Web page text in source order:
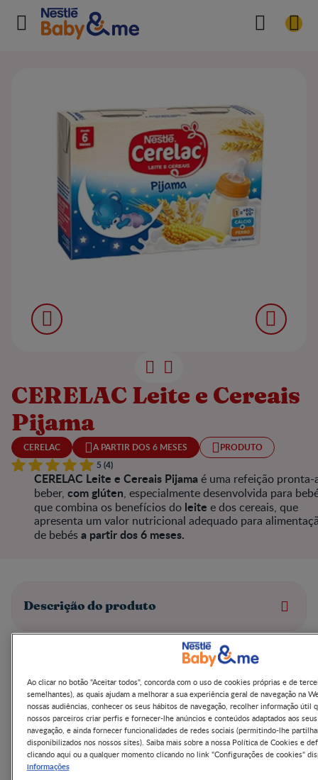
CERELAC Leite e Cereais
Pijama
CERELAC A PARTIR DOS 6 MESES
PRODUTO
5 (4)
CERELAC Leite e Cereais Pijamaé uma refeição pronta-
beber, com glúten, especialmente desenvolvida para
que combina os benefícios do leite e dos cereais, que
apresenta um valor nutricional adequado para
de bebésa partir dos 6 meses.
Descrição do produto
Benefícios
Ingredientes e Informação Nutricional
Ao clicar no botão "Aceitar todos", concorda com o uso de cookies próprias e de
semelhantes), as quais ajudam a melhorar a sua experiência geral de navegação na
nossas audiências, conhecer os seus hábitos de navegação, recolher informação útil
nossos parceiros criar perfis e fornecer-lhe anúncios e conteúdos adaptados aos
navegação, e ainda fornecer funcionalidades de redes sociais (permitindo-lhe
disponibilizados nos nossos sites). Saiba mais sobre a nossa Política de Cookies e
clicando aqui ou a qualquer momento clicando no link "Configurações de cookies"
informações